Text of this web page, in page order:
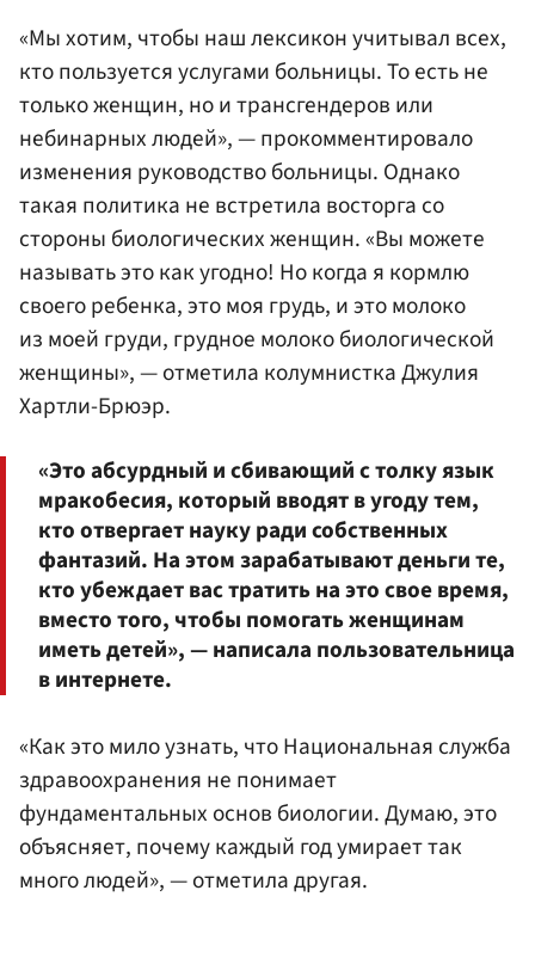
«Мы хотим, чтобы наш лексикон учитывал всех,
кто пользуется услугами больницы. То есть не
только женщин, но и трансгендеров или
небинарных людей», — прокомментировало
изменения руководство больницы. Однако
такая политика не встретила восторга со
стороны биологических женщин. «Вы можете
называть это как угодно! Но когда я кормлю
своего ребенка, это моя грудь, и это молоко
из моей груди, грудное молоко биологической
женщины», — отметила колумнистка Джулия
Хартли-Брюэр.
«Это абсурдный и сбивающий с толку язык
мракобесия, который вводят в угоду тем,
кто отвергает науку ради собственных
фантазий. На этом зарабатывают деньги те,
кто убеждает вас тратить на это свое время,
вместо того, чтобы помогать женщинам
иметь детей», — написала пользовательница
в интернете.
«Как это мило узнать, что Национальная служба
здравоохранения не понимает
фундаментальных основ биологии. Думаю, это
объясняет, почему каждый год умирает так
много людей», — отметила другая.